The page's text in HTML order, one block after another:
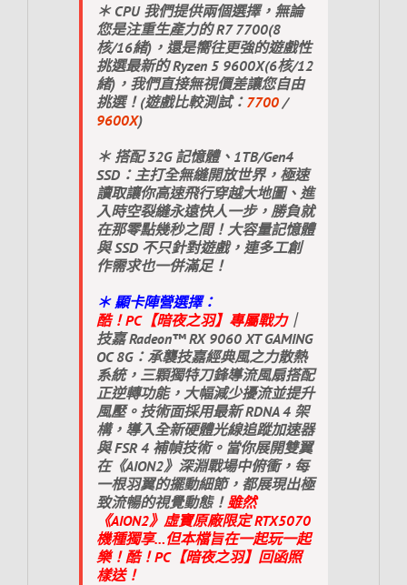
＊ CPU 我們提供兩個選擇，無論
您是注重生產力的 R7 7700(8
核/16緒)，還是嚮往更強的遊戲性
挑選最新的 Ryzen 5 9600X(6核/12
緒)，我們直接無視價差讓您自由
挑選！(遊戲比較測試： 7700/
9600X)
＊ 搭配 32G 記憶體、1TB/Gen4
SSD：主打全無縫開放世界，極速
讀取讓你高速飛行穿越大地圖、進
入時空裂縫永遠快人一步，勝負就
在那零點幾秒之間！大容量記憶體
與 SSD 不只針對遊戲，連多工創
作需求也一併滿足！
＊ 顯卡陣營選擇：
酷！PC【暗夜之羽】專屬戰力｜
技嘉 Radeon™ RX 9060 XT GAMING
OC 8G：承襲技嘉經典風之力散熱
系統，三顆獨特刀鋒導流風扇搭配
正逆轉功能，大幅減少擾流並提升
風壓。技術面採用最新 RDNA 4 架
構，導入全新硬體光線追蹤加速器
與 FSR 4 補幀技術。當你展開雙翼
在《AION2》深淵戰場中俯衝，每
一根羽翼的擺動細節，都展現出極
致流暢的視覺動態！ 雖然
《AION2》虛寶原廠限定 RTX5070
機種獨享…但本檔旨在一起玩一起
樂！酷！PC【暗夜之羽】回函照
樣送！